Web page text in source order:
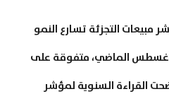
مبيعات التجزئة تسارع النمو
2.5% في أغسطس الماضي، متفوقة على
بينما أوضحت القراءة السنوية لمؤشر